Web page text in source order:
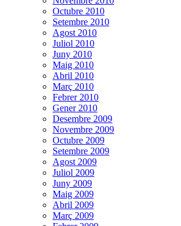
Octubre 2010
Setembre 2010
Agost 2010
Juliol 2010
Juny 2010
Maig 2010
Abril 2010
Març 2010
Febrer 2010
Gener 2010
Desembre 2009
Novembre 2009
Octubre 2009
Setembre 2009
Agost 2009
Juliol 2009
Juny 2009
Maig 2009
Abril 2009
Març 2009